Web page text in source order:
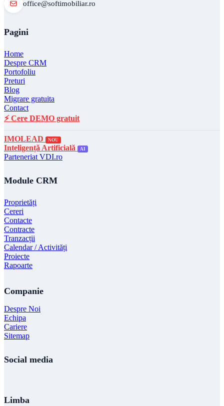
office@softimobiliar.ro
Pagini
Home
Despre CRM
Portofoliu
Preturi
Blog
Migrare gratuita
Contact
⚡ Cere DEMO gratuit
IMOLEAD NOU
Inteligență Artificială AI
Parteneriat VDI.ro
Module CRM
Proprietăți
Cereri
Contacte
Contracte
Tranzacții
Calendar / Activități
Proiecte
Rapoarte
Companie
Despre Noi
Echipa
Cariere
Sitemap
Social media
Limba